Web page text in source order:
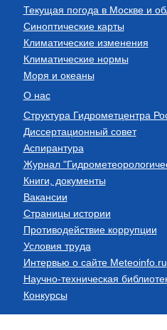
Текущая погода в Москве и
Синоптические карты
Климатические изменения
Климатические нормы
Моря и океаны
О нас
Структура Гидрометцентра
Диссертационный совет
Аспирантура
Журнал
Книги, документы
Вакансии
Страницы истории
Противодействие коррупции
Условия труда
Интервью о сайте Meteoinfo.ru
Научно-техническая
Конкурсы